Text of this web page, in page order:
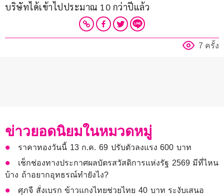
บริษัทได้เข้าไปประมาณ 10 กว่าปีแล้ว
7 ครั้ง
ข่าวยอดนิยมในหมวดหมู่
ราคาทองวันนี้ 13 ก.ค. 69 ปรับตัวลงแรง 600 บาท
เช็กช่องทางประกาศผลบัตรสวัสดิการแห่งรัฐ 2569 มีที่ไหน
บ้าง ถ้าอยากอุทธรณ์ทำยังไง?
ศุภจี สั่งเบรก ข้าวแกงไทยช่วยไทย 40 บาท ระงับเสนอ